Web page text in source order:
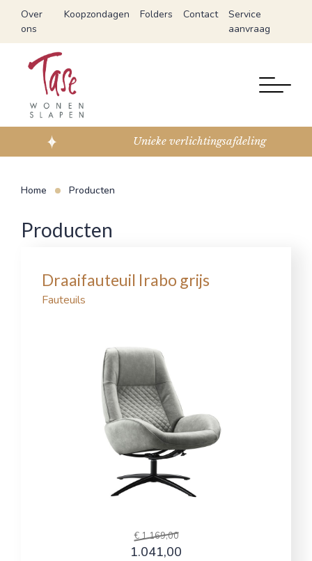
Over
ons
Koopzondagen Folders Contact
Service
aanvraag
Unieke verlichtingsafdeling
Home Producten
Producten
Draaifauteuil Irabo grijs
Fauteuils
€ 1.169,00
1.041,00